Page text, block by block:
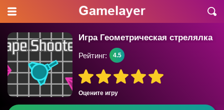
Игра Геометрическая стрелялка
Оцените игру
Рейтинг: 4.5